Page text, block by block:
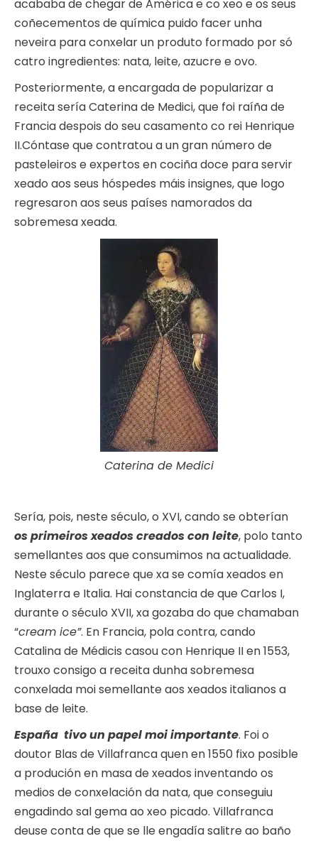
acababa de chegar de América e co xeo e os seus
coñecementos de química puido facer unha
neveira para conxelar un produto formado por só
catro ingredientes: nata, leite, azucre e ovo.
Posteriormente, a encargada de popularizar a
receita sería Caterina de Medici, que foi raíña de
Francia despois do seu casamento co rei Henrique
II.Cóntase que contratou a un gran número de
pasteleiros e expertos en cociña doce para servir
xeado aos seus hóspedes máis insignes, que logo
regresaron aos seus países namorados da
sobremesa xeada.
Caterina de Medici
Sería, pois, neste século, o XVI, cando se obterían
os primeiros xeados creados con leite, polo tanto
semellantes aos que consumimos na actualidade.
Neste século parece que xa se comía xeados en
Inglaterra e Italia. Hai constancia de que Carlos I,
durante o século XVII, xa gozaba do que chamaban
“cream ice”. En Francia, pola contra, cando
Catalina de Médicis casou con Henrique II en 1553,
trouxo consigo a receita dunha sobremesa
conxelada moi semellante aos xeados italianos a
base de leite.
España tivo un papel moi importante. Foi o
doutor Blas de Villafranca quen en 1550 fixo posible
a produción en masa de xeados inventando os
medios de conxelación da nata, que conseguiu
engadindo sal gema ao xeo picado. Villafranca
deuse conta de que se lle engadía salitre ao baño